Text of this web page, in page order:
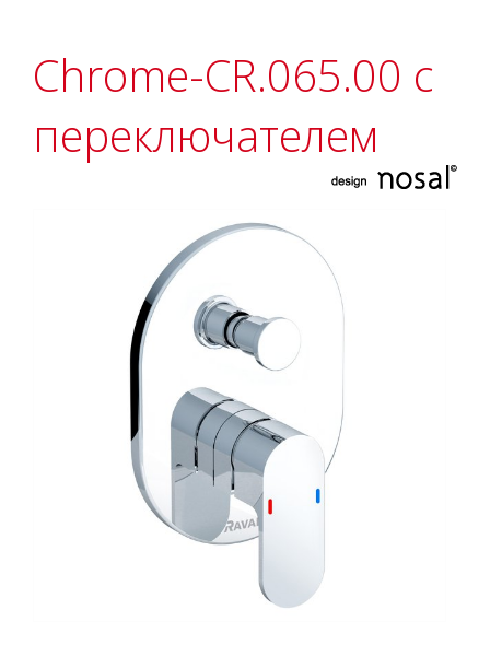
Chrome-CR.065.00 с
переключателем